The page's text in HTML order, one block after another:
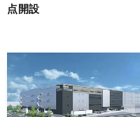
点開設